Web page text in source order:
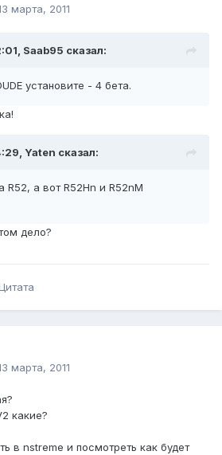
марта, 2011
Saab95 сказал:
установите - 4 бета.
Yaten сказал:
R52, а вот R52Hn и R52nM
дело?
марта, 2011
какие?
в nstreme и посмотреть как будет